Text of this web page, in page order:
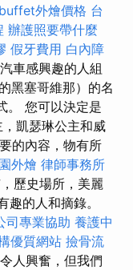
buffet外燴價格 台
辦護照要帶什麼
假牙費用 白內障
車感興趣的人組
黑塞哥維那）的名
。 您可以決定是
凱瑟琳公主和威
的內容，物有所
外燴 律師事務所
歷史場所，美麗
的人和摘錄。
司專業協助 養護中
優質網站 撿骨流
人興奮，但我們